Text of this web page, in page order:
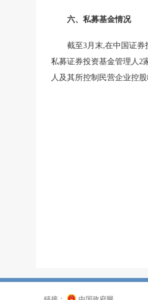
六、 私募基金情况
截至3月 末,在中国证券
私募证券投资基金管理人2
人及其所控制民营企业控股